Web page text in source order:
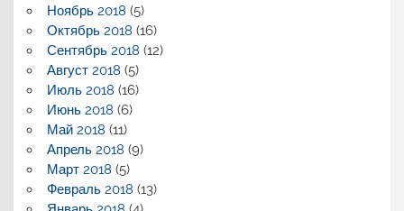
Ноябрь 2018 (5)
Октябрь 2018 (16)
Сентябрь 2018 (12)
Август 2018 (5)
Июль 2018 (16)
Июнь 2018 (6)
Май 2018 (11)
Апрель 2018 (9)
Март 2018 (5)
Февраль 2018 (13)